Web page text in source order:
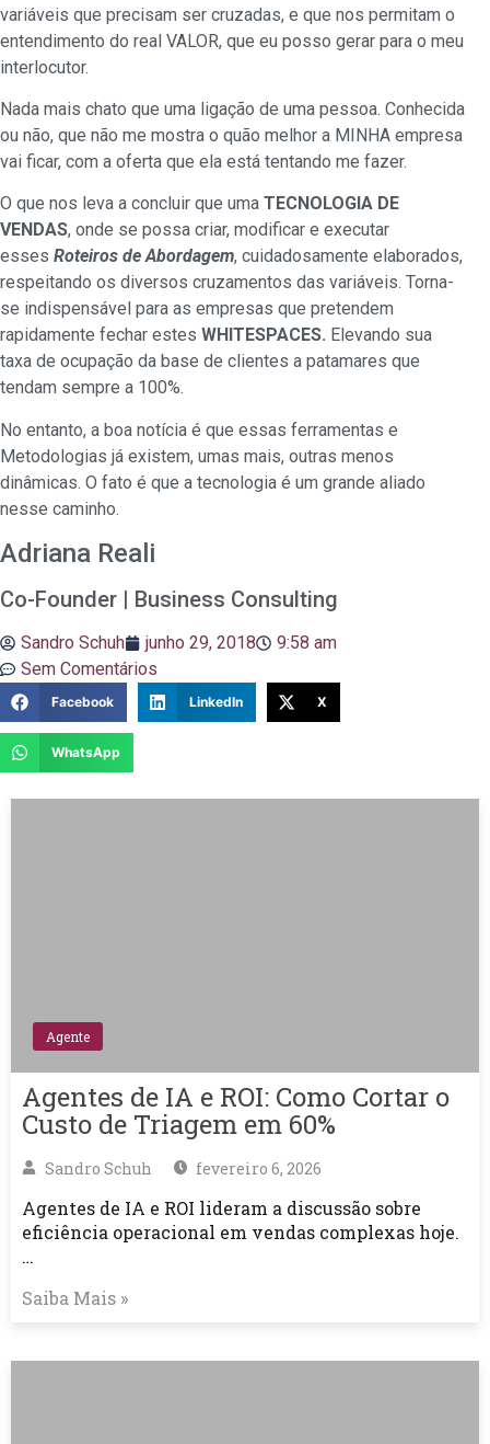
variáveis que precisam ser cruzadas, e que nos permitam o
entendimento do real VALOR, que eu posso gerar para o meu
interlocutor.
Nada mais chato que uma ligação de uma pessoa. Conhecida
ou não, que não me mostra o quão melhor a MINHA empresa
vai ficar, com a oferta que ela está tentando me fazer.
O que nos leva a concluir que uma TECNOLOGIA DE
VENDAS, onde se possa criar, modificar e executar
esses Roteiros de Abordagem, cuidadosamente elaborados,
respeitando os diversos cruzamentos das variáveis. Torna-
se indispensável para as empresas que pretendem
rapidamente fechar estes WHITESPACES. Elevando sua
taxa de ocupação da base de clientes a patamares que
tendam sempre a 100%.
No entanto, a boa notícia é que essas ferramentas e
Metodologias já existem, umas mais, outras menos
dinâmicas. O fato é que a tecnologia é um grande aliado
nesse caminho.
Adriana Reali
Co-Founder | Business Consulting
Sandro Schuh junho 29, 2018
9:58 am
Sem Comentários
Facebook LinkedIn X
WhatsApp
Agente
Agentes de IA e ROI: Como Cortar o
Custo de Triagem em 60%
Sandro Schuh fevereiro 6, 2026
Agentes de IA e ROI lideram a discussão sobre
eficiência operacional em vendas complexas hoje.
…
Saiba Mais »